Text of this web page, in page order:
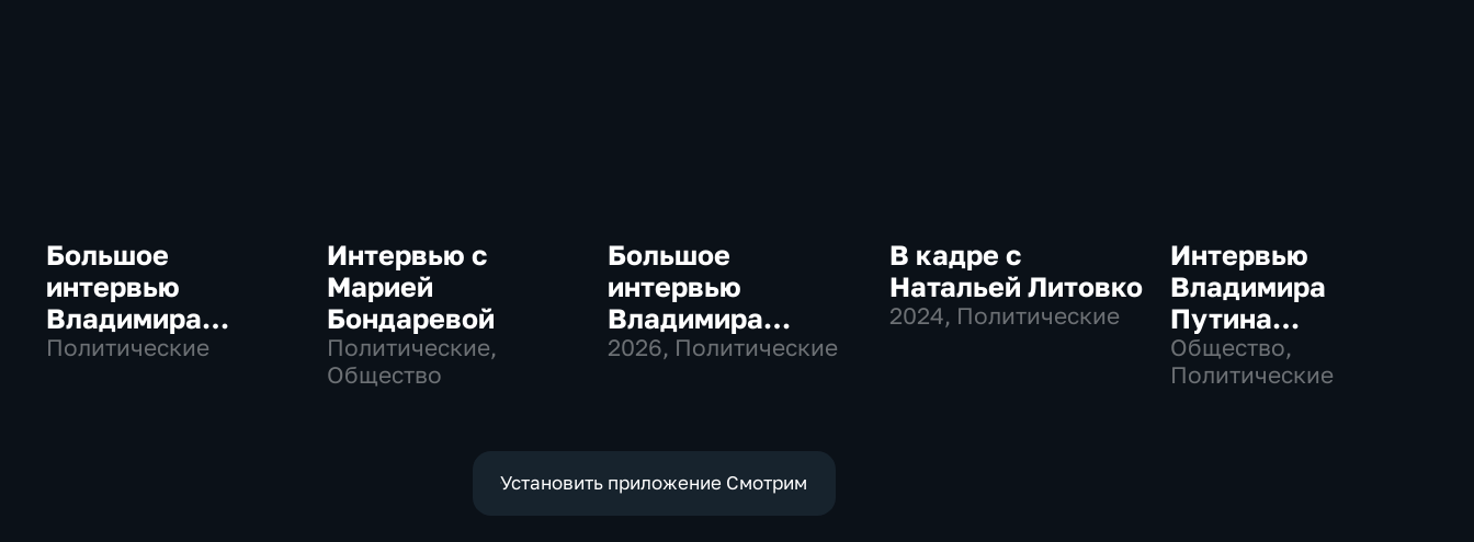
Большое
интервью
Владимира
Путина Сергею
Политические
Интервью с
Марией
Бондаревой
Политические,
Общество
Большое
интервью
Владимира
Соловьева
2026, Политические
В кадре с
Натальей Литовко
2024, Политические
Интервью
Владимира
Путина
телекомпании
NBC
Общество,
Политические
Установить приложение Смотрим